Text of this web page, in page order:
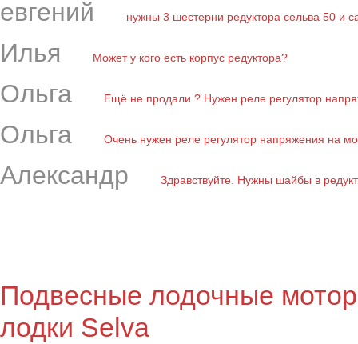
евгений нужны 3 шестерни редуктора сельва 50 и
Илья Может у кого есть корпус редуктора?
Ольга Ещё не продали ? Нужен реле регулятор
Ольга Очень нужен реле регулятор напряжения на
Александр Здравствуйте. Нужны шайбы в
Подвесные лодочные
лодки Selva